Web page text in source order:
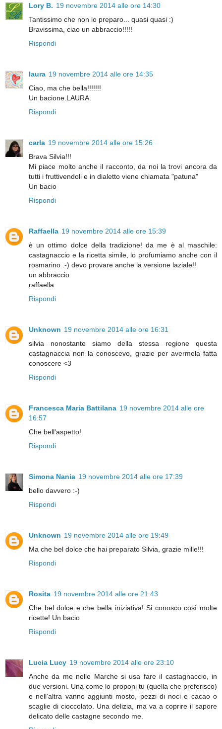
Lory B. 19 novembre 2014 alle ore 14:30
Tantissimo che non lo preparo... quasi quasi :)
Bravissima, ciao un abbraccio!!!!!
Rispondi
laura 19 novembre 2014 alle ore 14:35
Ciao, ma che bella!!!!!!!
Un bacione.LAURA.
Rispondi
carla 19 novembre 2014 alle ore 15:26
Brava Silvia!!!
Mi piace molto anche il racconto, da noi la trovi ancora da
tutti i fruttivendoli e in dialetto viene chiamata "patuna"
Un bacio
Rispondi
Raffaella 19 novembre 2014 alle ore 15:39
è un ottimo dolce della tradizione! da me è al maschile:
castagnaccio e la ricetta simile, lo profumiamo anche con il
rosmarino .-) devo provare anche la versione laziale!!
un abbraccio
raffaella
Rispondi
Unknown 19 novembre 2014 alle ore 16:31
silvia nonostante siamo della stessa regione questa
castagnaccia non la conoscevo, grazie per avermela fatta
conoscere <3
Rispondi
Francesca Maria Battilana 19 novembre 2014 alle ore
16:57
Che bell'aspetto!
Rispondi
Simona Nania 19 novembre 2014 alle ore 17:39
bello davvero :-)
Rispondi
Unknown 19 novembre 2014 alle ore 19:49
Ma che bel dolce che hai preparato Silvia, grazie mille!!!
Rispondi
Rosita 19 novembre 2014 alle ore 21:43
Che bel dolce e che bella iniziativa! Si conosco così molte
ricette! Un bacio
Rispondi
Lucia Lucy 19 novembre 2014 alle ore 23:10
Anche da me nelle Marche si usa fare il castagnaccio, in
due versioni. Una come lo proponi tu (quella che preferisco)
e nell'altra vanno aggiunti mosto, pezzi di noci e cacao o
scaglie di cioccolato. Una delizia, ma va a coprire il sapore
delicato delle castagne secondo me.